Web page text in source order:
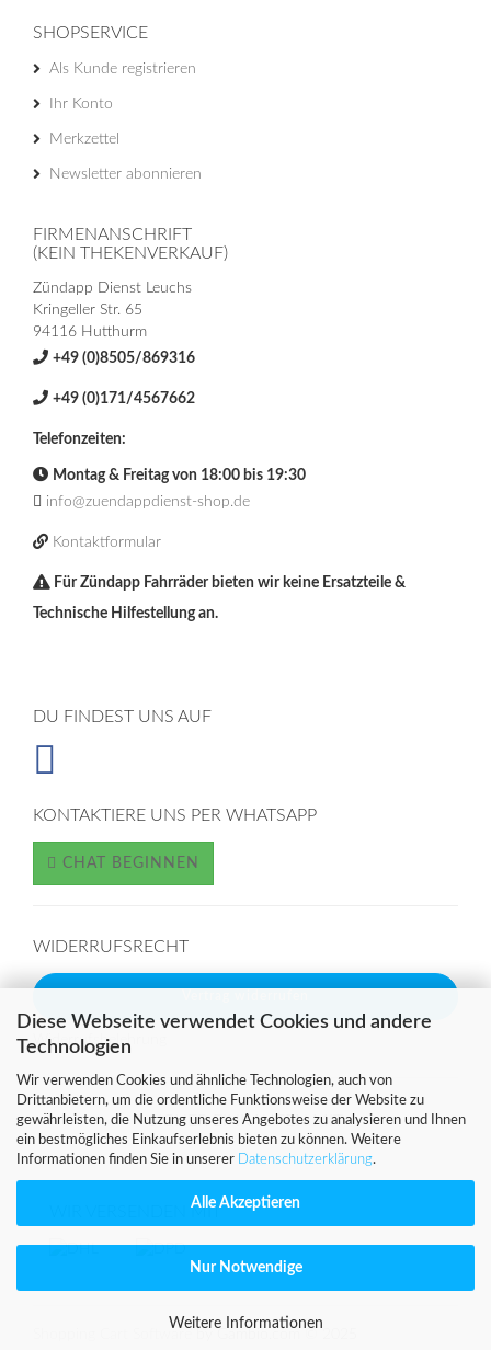
Diese Webseite verwendet Cookies und andere
Technologien
Wir verwenden Cookies und ähnliche Technologien, auch von
Drittanbietern, um die ordentliche Funktionsweise der Website zu
gewährleisten, die Nutzung unseres Angebotes zu analysieren und Ihnen
ein bestmögliches Einkaufserlebnis bieten zu können. Weitere
Informationen finden Sie in unserer
Datenschutzerklärung.
Alle Akzeptieren
Nur Notwendige
Weitere Informationen
SHOPSERVICE
Als Kunde registrieren
Ihr Konto
Merkzettel
Newsletter abonnieren
FIRMENANSCHRIFT
(KEIN THEKENVERKAUF)
Zündapp Dienst Leuchs
Kringeller Str. 65
94116 Hutthurm
+49 (0)8505/869316
+49 (0)171/4567662
Telefonzeiten:
Montag & Freitag von 18:00 bis 19:30
info@zuendappdienst-shop.de
Kontaktformular
Für Zündapp Fahrräder bieten wir keine Ersatzteile &
Technische Hilfestellung an.
DU FINDEST UNS AUF
KONTAKTIERE UNS PER WHATSAPP
CHAT BEGINNEN
WIDERRUFSRECHT
Widerrufsbelehrung
SICHER EINKAUFEN MIT
WIR VERSENDEN MIT